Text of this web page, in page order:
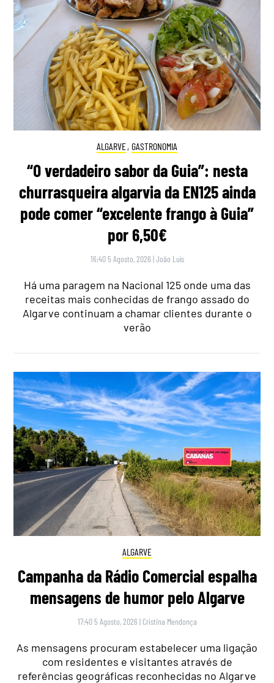
ALGARVE, GASTRONOMIA
“O verdadeiro sabor da Guia”: nesta
churrasqueira algarvia da EN125 ainda
pode comer “excelente frango à Guia”
por 6,50€
16:40 5 Agosto, 2026 |João Luís
Há uma paragem na Nacional 125 onde uma das
receitas mais conhecidas de frango assado do
Algarve continuam a chamar clientes durante o
verão
ALGARVE
Campanha da Rádio Comercial espalha
mensagens de humor pelo Algarve
17:40 5 Agosto, 2026 | Cristina Mendonça
As mensagens procuram estabelecer uma ligação
com residentes e visitantes através de
referências geográficas reconhecidas no Algarve